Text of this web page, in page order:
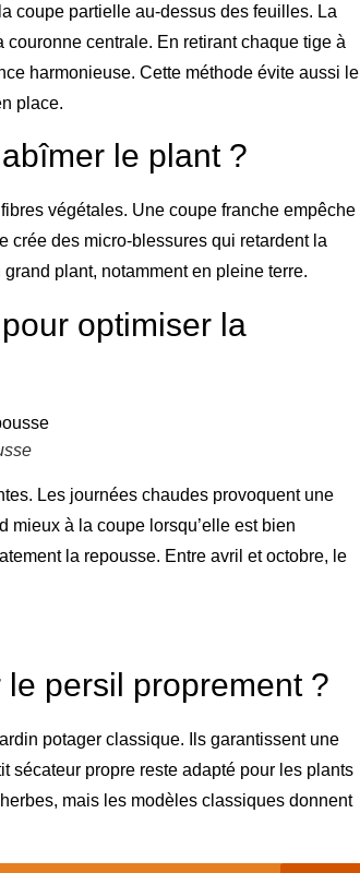
coupe partielle au-dessus des feuilles. La
centrale. En retirant chaque tige à
harmonieuse. Cette méthode évite aussi le
place.
le plant ?
végétales. Une coupe franche empêche
crée des micro-blessures qui retardent la
plant, notamment en pleine terre.
optimiser la
Les journées chaudes provoquent une
mieux à la coupe lorsqu’elle est bien
la repousse. Entre avril et octobre, le
persil proprement ?
potager classique. Ils garantissent une
sécateur propre reste adapté pour les plants
mais les modèles classiques donnent